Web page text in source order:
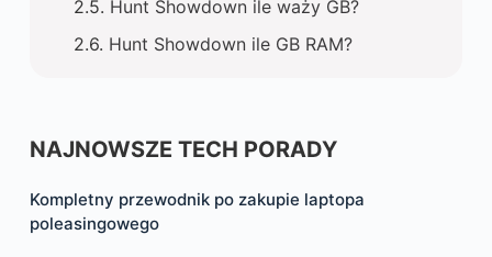
Hunt Showdown ile waży GB?
Hunt Showdown ile GB RAM?
NAJNOWSZE TECH PORADY
Kompletny przewodnik po zakupie laptopa
poleasingowego